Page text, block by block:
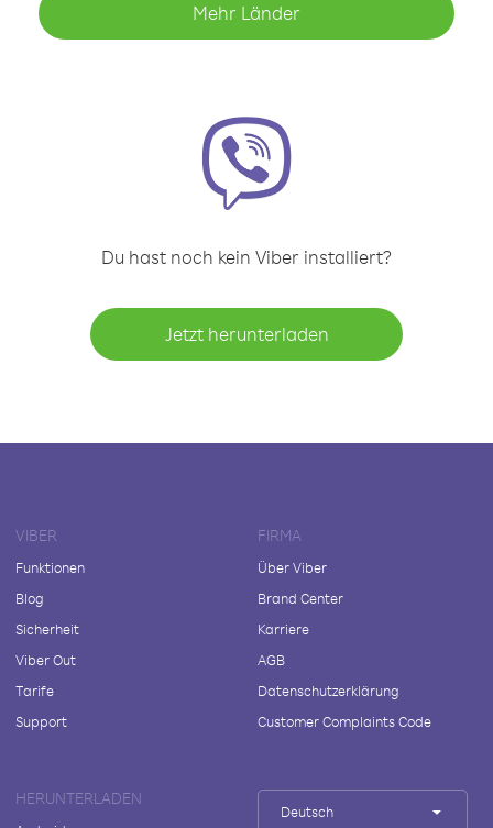
Mehr Länder
Du hast noch kein Viber installiert?
Jetzt herunterladen
VIBER
Funktionen
Blog
Sicherheit
Viber Out
Tarife
Support
FIRMA
Über Viber
Brand Center
Karriere
AGB
Datenschutzerklärung
Customer Complaints Code
HERUNTERLADEN
Deutsch